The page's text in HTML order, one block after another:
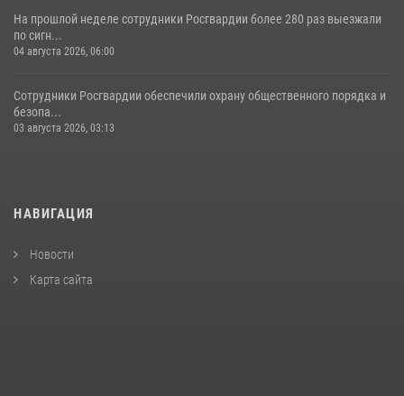
На прошлой неделе сотрудники Росгвардии более 280 раз выезжали
по сигн...
04 августа 2026, 06:00
Сотрудники Росгвардии обеспечили охрану общественного порядка и
безопа...
03 августа 2026, 03:13
НАВИГАЦИЯ
Новости
Карта сайта